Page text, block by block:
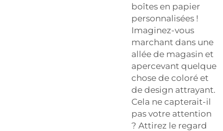
boîtes en papier
personnalisées !
Imaginez-vous
marchant dans une
allée de magasin et
apercevant quelque
chose de coloré et
de design attrayant.
Cela ne capterait-il
pas votre attention
? Attirez le regard